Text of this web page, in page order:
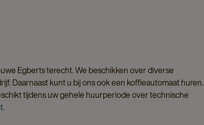
Egberts terecht. We beschikken over diverse
Daarnaast kunt u bij ons ook een koffieautomaat huren.
tijdens uw gehele huurperiode over technische
.